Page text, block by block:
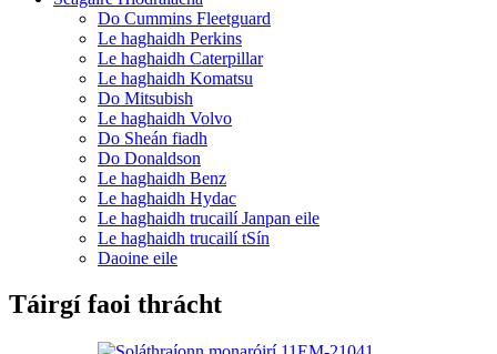
Do Cummins Fleetguard
Le haghaidh Perkins
Le haghaidh Caterpillar
Le haghaidh Komatsu
Do Mitsubish
Le haghaidh Volvo
Do Sheán fiadh
Do Donaldson
Le haghaidh Benz
Le haghaidh Hydac
Le haghaidh trucailí Janpan eile
Le haghaidh trucailí tSín
Daoine eile
Táirgí faoi thrácht